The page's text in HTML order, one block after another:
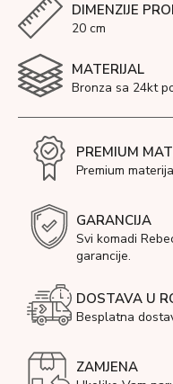
DIMENZIJE
20 cm
MATERIJAL
Bronza sa 24kt
PREMIUM
Premium
GARANCIJA
Svi komadi
garancije.
DOSTAVA U
Besplatna
ZAMJENA